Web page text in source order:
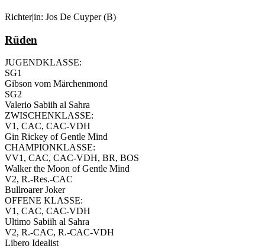
Richter|in: Jos De Cuyper (B)
Rüden
JUGENDKLASSE:
SG1
Gibson vom Märchenmond
SG2
Valerio Sabiih al Sahra
ZWISCHENKLASSE:
V1, CAC, CAC-VDH
Gin Rickey of Gentle Mind
CHAMPIONKLASSE:
VV1, CAC, CAC-VDH, BR, BOS
Walker the Moon of Gentle Mind
V2, R.-Res.-CAC
Bullroarer Joker
OFFENE KLASSE:
V1, CAC, CAC-VDH
Ultimo Sabiih al Sahra
V2, R.-CAC, R.-CAC-VDH
Libero Idealist